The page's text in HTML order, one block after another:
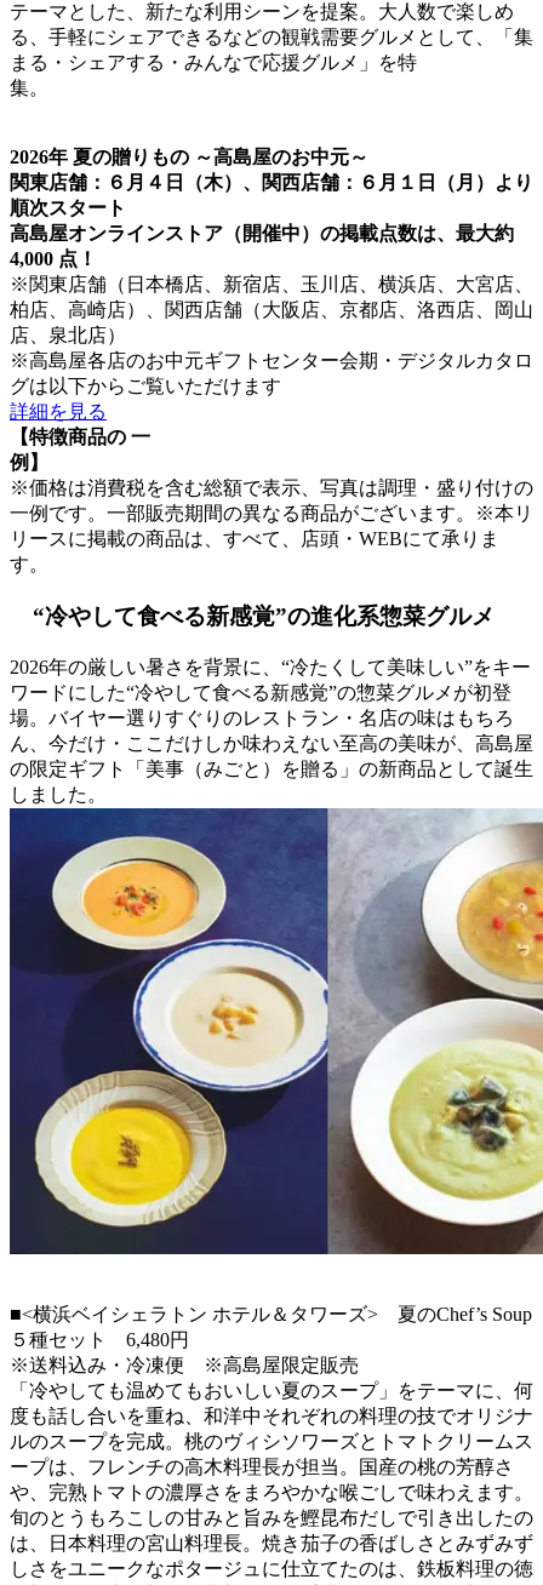
テーマとした、新たな利用シーンを提案。大人数で楽しめ
る、手軽にシェアできるなどの観戦需要グルメとして、「集
まる・シェアする・みんなで応援グルメ」を特
集
2026年 夏の贈りもの ～高島屋のお中元～
関東店舗：６月４日（木）、関西店舗：６月１日（月）より
順次スタート
高島屋オンラインストア（開催中）の掲載点数は、最大約
4,000 点！
※関東店舗（日本橋店、新宿店、玉川店、横浜店、大宮店、
柏店、高崎店）、関西店舗（大阪店、京都店、洛西店、岡山
店、泉北店）
※高島屋各店のお中元ギフトセンター会期・デジタルカタロ
グは以下からご覧いただけます
詳細を見る
【特徴商品の 一
※価格は消費税を含む総額で表示、写真は調理・盛り付けの
一例です。一部販売期間の異なる商品がございます。※本リ
リースに掲載の商品は、すべて、店頭・WEBにて承りま
す。
“冷やして食べる新感覚”の進化系惣菜グルメ
2026年の厳しい暑さを背景に、“冷たくして美味しい”をキー
ワードにした“冷やして食べる新感覚”の惣菜グルメが初登
場。バイヤー選りすぐりのレストラン・名店の味はもちろ
ん、今だけ・ここだけしか味わえない至高の美味が、高島屋
の限定ギフト「美事（みごと）を贈る」の新商品として誕生
しました。
■<横浜ベイシェラトン ホテル＆タワーズ> 夏のChef’s Soup
５種セット 6,480円
※送料込み・冷凍便 ※高島屋限定販売
「冷やしても温めてもおいしい夏のスープ」をテーマに、何
度も話し合いを重ね、和洋中それぞれの料理の技でオリジナ
ルのスープを完成。桃のヴィシソワーズとトマトクリームス
ープは、フレンチの高木料理長が担当。国産の桃の芳醇さ
や、完熟トマトの濃厚さをまろやかな喉ごしで味わえます。
旬のとうもろこしの甘みと旨みを鰹昆布だしで引き出したの
は、日本料理の宮山料理長。焼き茄子の香ばしさとみずみず
しさをユニークなポタージュに仕立てたのは、鉄板料理の徳